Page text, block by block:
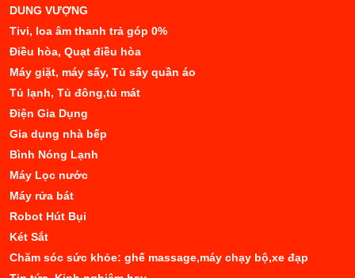
DUNG VƯỢNG
Tivi, loa âm thanh trả góp 0%
Điều hòa, Quạt điều hòa
Máy giặt, máy sấy, Tủ sấy quần áo
Tủ lạnh, Tủ đông,tủ mát
Điện Gia Dụng
Gia dụng nhà bếp
Bình Nóng Lạnh
Máy Lọc nước
Máy rửa bát
Robot Hút Bụi
Két Sắt
Chăm sóc sức khỏe: ghế massage,máy chạy bộ,xe đạp